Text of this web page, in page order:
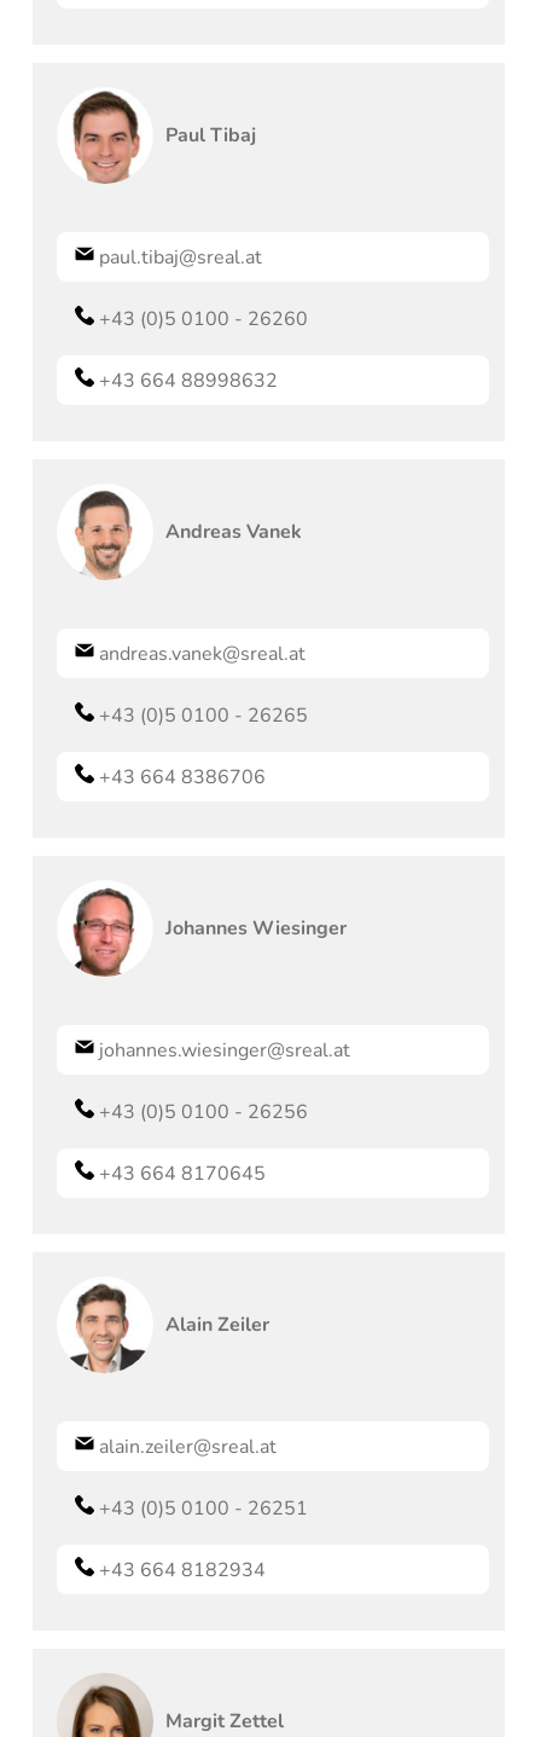
Paul Tibaj
paul.tibaj@sreal.at
+43 (0)5 0100 - 26260
+43 664 88998632
Andreas Vanek
andreas.vanek@sreal.at
+43 (0)5 0100 - 26265
+43 664 8386706
Johannes Wiesinger
johannes.wiesinger@sreal.at
+43 (0)5 0100 - 26256
+43 664 8170645
Alain Zeiler
alain.zeiler@sreal.at
+43 (0)5 0100 - 26251
+43 664 8182934
Margit Zettel